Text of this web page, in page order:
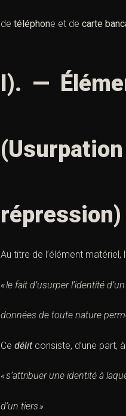
de téléphone et de carte
I). —
répression)
Au titre de l’élément matériel, l’
« le fait d’usurper l’identité
données de toute nature
Ce délit consiste, d’une part, à
« s’attribuer une identité à
d’un tiers »